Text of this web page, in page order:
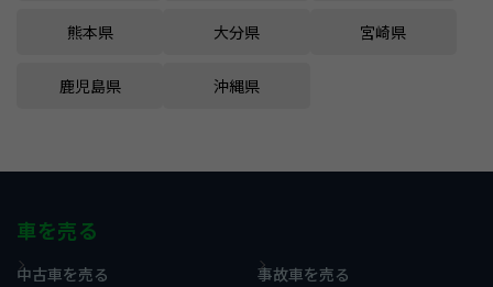
熊本県 大分県 宮崎県
鹿児島県 沖縄県
車を売る
中古車を売る
事故車を売る